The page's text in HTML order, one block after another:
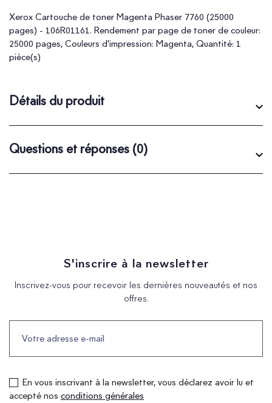
Xerox Cartouche de toner Magenta Phaser 7760 (25000
pages) - 106R01161. Rendement par page de toner de couleur:
25000 pages, Couleurs d'impression: Magenta, Quantité: 1
pièce(s)
Détails du produit
Questions et réponses (0)
S'inscrire à la newsletter
Inscrivez-vous pour recevoir les dernières nouveautés et nos
offres.
En vous inscrivant à la newsletter, vous déclarez avoir lu et
accepté nos conditions générales